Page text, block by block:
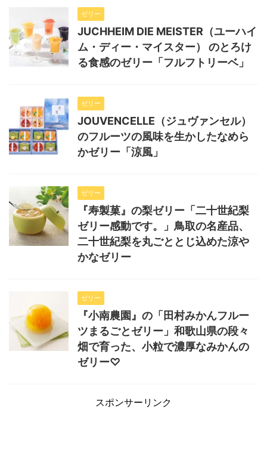
ゼリー
JUCHHEIM DIE MEISTER（ユーハイ
ム・ディー・マイスター） のとろけ
る食感のゼリー「フルフトリーベ」
ゼリー
JOUVENCELLE（ジュヴァンセル）
のフルーツの風味を生かしたなめら
かゼリー「涼風」
ゼリー
『寿製菓』の梨ゼリー「二十世紀梨
ゼリー感動です。」鳥取の名産品、
二十世紀梨を丸ごととじ込めた涼や
かなゼリー
ゼリー
『小南農園』の「田村みかんフルー
ツまるごとゼリー」和歌山県の段々
畑で育った、小粒で濃厚なみかんの
ゼリー♡
スポンサーリンク